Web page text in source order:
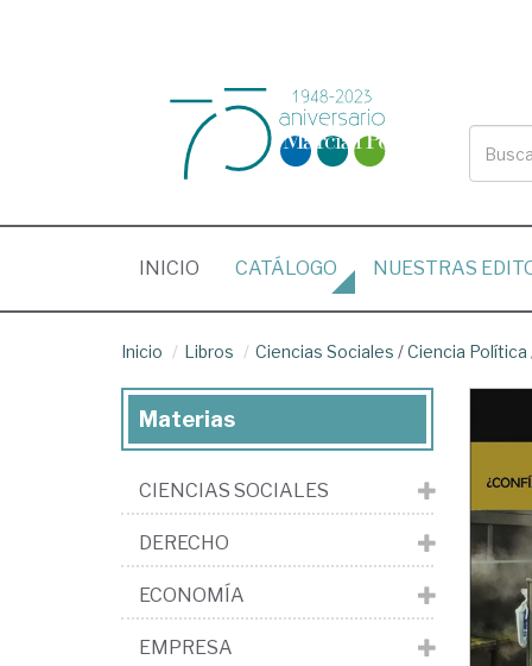
INICIO (CURRENT)
CATÁLOGO NUESTRAS
Inicio Libros Ciencias Sociales /Ciencia Política
Materias
CIENCIAS SOCIALES
DERECHO
ECONOMÍA
EMPRESA